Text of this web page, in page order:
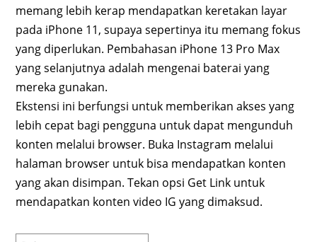
memang lebih kerap mendapatkan keretakan layar
pada iPhone 11, supaya sepertinya itu memang fokus
yang diperlukan. Pembahasan iPhone 13 Pro Max
yang selanjutnya adalah mengenai baterai yang
mereka gunakan.
Ekstensi ini berfungsi untuk memberikan akses yang
lebih cepat bagi pengguna untuk dapat mengunduh
konten melalui browser. Buka Instagram melalui
halaman browser untuk bisa mendapatkan konten
yang akan disimpan. Tekan opsi Get Link untuk
mendapatkan konten video IG yang dimaksud.